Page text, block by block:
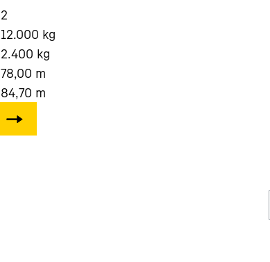
2
12.000 kg
2.400 kg
78,00 m
84,70 m